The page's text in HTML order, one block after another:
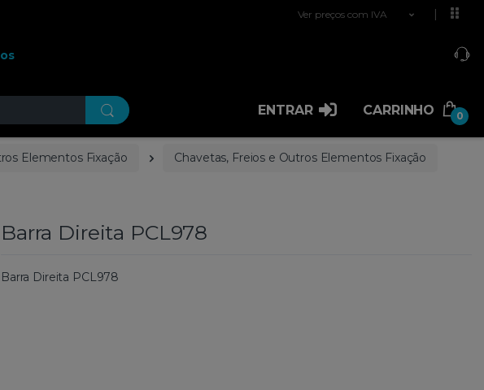
Ver preços com IVA
ENTRAR CARRINHO 0
Elementos Fixação
Chavetas, Freios e Outros Elementos Fixação
Barra Direita PCL978
Barra Direita PCL978